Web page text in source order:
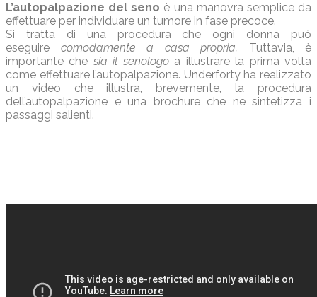
L’autopalpazione del seno è una manovra semplice da
effettuare per individuare un tumore in fase precoce.
Si tratta di una procedura che ogni donna può
eseguire comodamente a casa propria. Tuttavia, è
importante che sia il senologoa illustrare la prima volta
come effettuare l’autopalpazione. Underforty ha realizzato
un video che illustra, brevemente, la procedura
dell’autopalpazione e una brochure che ne sintetizza i
passaggi salienti.